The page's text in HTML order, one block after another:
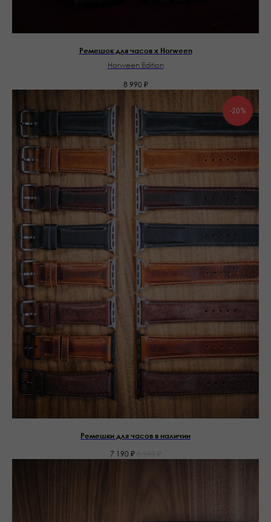
Ремешок для часов x Horween
Horween Edition
8 990 ₽
-20%
Ремешки для часов в наличии
7 190 ₽